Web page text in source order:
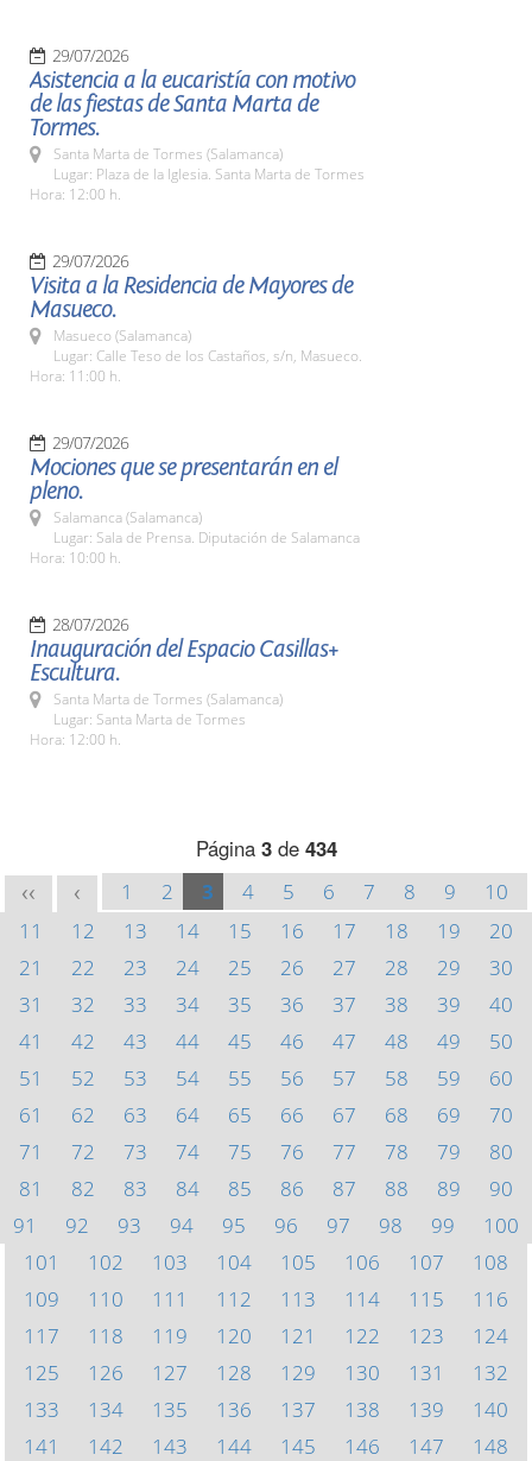
29/07/2026
Asistencia a la eucaristía con motivo
de las fiestas de Santa Marta de
Tormes.
Santa Marta de Tormes (Salamanca)
Lugar: Plaza de la Iglesia. Santa Marta de Tormes
Hora: 12:00 h.
29/07/2026
Visita a la Residencia de Mayores de
Masueco.
Masueco (Salamanca)
Lugar: Calle Teso de los Castaños, s/n, Masueco.
Hora: 11:00 h.
29/07/2026
Mociones que se presentarán en el
pleno.
Salamanca (Salamanca)
Lugar: Sala de Prensa. Diputación de Salamanca
Hora: 10:00 h.
28/07/2026
Inauguración del Espacio Casillas+
Escultura.
Santa Marta de Tormes (Salamanca)
Lugar: Santa Marta de Tormes
Hora: 12:00 h.
Página 3de 434
<< < 1 2 3 4 5 6 7 8 9
10
11
12 13 14 15 16 17 18 19
20
21
22 23 24 25 26 27 28 29
30
31
32 33 34 35 36 37 38 39
40
41
42 43 44 45 46 47 48 49
50
51
52 53 54 55 56 57 58 59
60
61
62 63 64 65 66 67 68 69
70
71
72 73 74 75 76 77 78 79
80
81
82 83 84 85 86 87 88 89
90
91
92 93 94 95 96 97 98 99
100
101
102 103 104 105 106 107
108
109
110 111 112 113 114 115
116
117
118 119 120 121 122 123
124
125
126 127 128 129 130 131
132
133
134 135 136 137 138 139
140
141
142 143 144 145 146 147
148